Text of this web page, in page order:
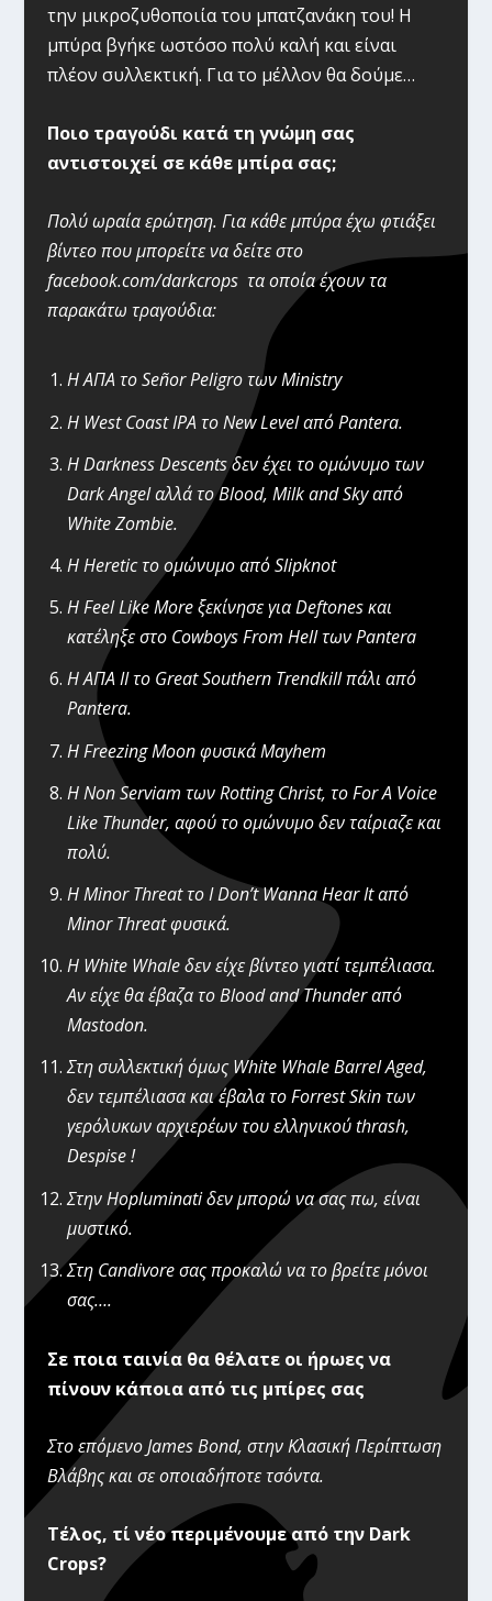
την μικροζυθοποιία του μπατζανάκη του! Η
μπύρα βγήκε ωστόσο πολύ καλή και είναι
πλέον συλλεκτική. Για το μέλλον θα δούμε…
Ποιο τραγούδι κατά τη γνώμη σας
αντιστοιχεί σε κάθε μπίρα σας;
Πολύ ωραία ερώτηση. Για κάθε μπύρα έχω φτιάξει
βίντεο που μπορείτε να δείτε στο
facebook.com/darkcrops τα οποία έχουν τα
παρακάτω τραγούδια:
Η ΑΠΑ το Señor Peligro των Ministry
H West Coast IPA το New Level από Pantera.
H Darkness Descents δεν έχει το ομώνυμο των
Dark Angel αλλά το Blood, Milk and Sky από
White Zombie.
H Heretic το ομώνυμο από Slipknot
H Feel Like More ξεκίνησε για Deftones και
κατέληξε στο Cowboys From Hell των Pantera
H ΑΠΑ ΙΙ το Great Southern Trendkill πάλι από
Pantera.
H Freezing Moon φυσικά Mayhem
H Non Serviam των Rotting Christ, το For A Voice
Like Thunder, αφού το ομώνυμο δεν ταίριαζε και
πολύ.
Η Minor Threat το I Don’t Wanna Hear It από
Minor Threat φυσικά.
Η White Whale δεν είχε βίντεο γιατί τεμπέλιασα.
Αν είχε θα έβαζα το Blood and Thunder από
Mastodon.
Στη συλλεκτική όμως White Whale Barrel Aged,
δεν τεμπέλιασα και έβαλα το Forrest Skin των
γερόλυκων αρχιερέων του ελληνικού thrash,
Despise !
Στην Hopluminati δεν μπορώ να σας πω, είναι
μυστικό.
Στη Candivore σας προκαλώ να το βρείτε μόνοι
σας….
Σε ποια ταινία θα θέλατε οι ήρωες να
πίνουν κάποια από τις μπίρες σας
Στο επόμενο James Bond, στην Κλασική Περίπτωση
Βλάβης και σε οποιαδήποτε τσόντα.
Τέλος, τί νέο περιμένουμε από την Dark
Crops?